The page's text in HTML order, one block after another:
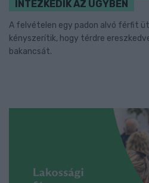
INTÉZKEDIK AZ ÜGYBEN
A felvételen egy padon alvó férfit
kényszerítik, hogy térdre
bakancsát.